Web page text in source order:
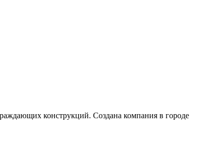
конструкций. Создана компания в городе